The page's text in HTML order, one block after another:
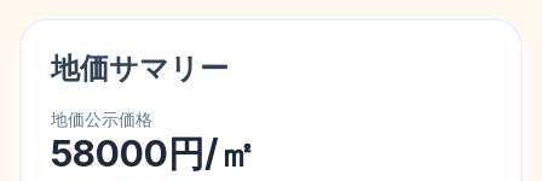
地価サマリー
地価公示価格
58000円/㎡